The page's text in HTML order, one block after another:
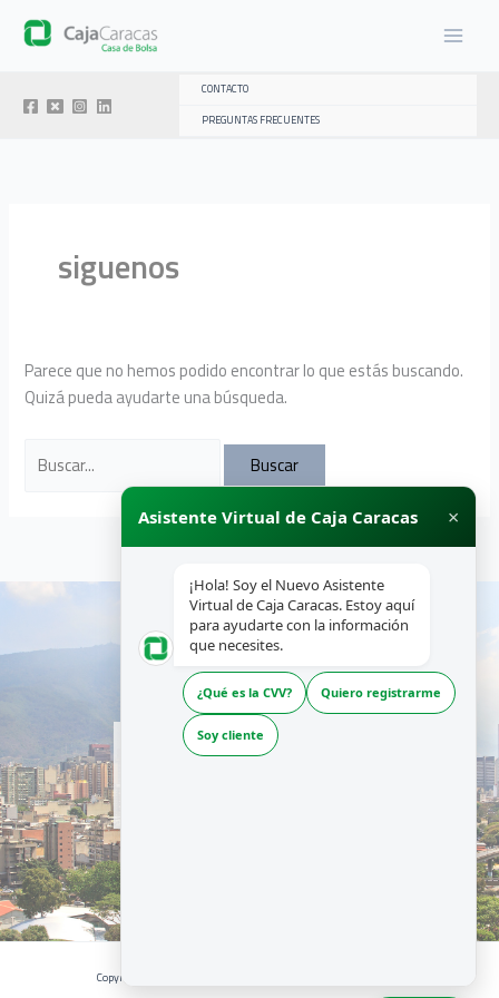
CONTACTO
PREGUNTAS FRECUENTES
siguenos
Parece que no hemos podido encontrar lo que estás buscando.
Quizá pueda ayudarte una búsqueda.
por:
INICIO
NOSOTROS
Copyright © 2026 | CAJA CARACAS - Desarrollado por La Boutique
Asistente Virtual de Caja Caracas ×
¡Hola! Soy el Nuevo Asistente
Virtual de Caja Caracas. Estoy aquí
para ayudarte con la información
que necesites.
¿Qué es la CVV? Quiero registrarme
Soy cliente